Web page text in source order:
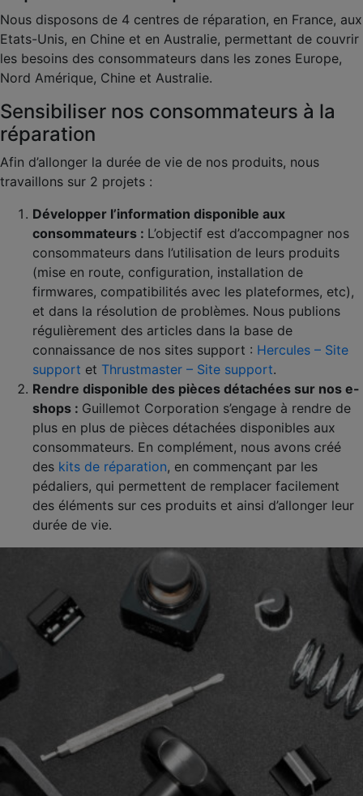
Nous disposons de 4 centres de réparation, en France, aux
Etats-Unis, en Chine et en Australie, permettant de couvrir
les besoins des consommateurs dans les zones Europe,
Nord Amérique, Chine et Australie.
Sensibiliser nos consommateurs à la
réparation
Afin d’allonger la durée de vie de nos produits, nous
travaillons sur 2 projets :
Développer l’information disponible aux
consommateurs : L’objectif est d’accompagner nos
consommateurs dans l’utilisation de leurs produits
(mise en route, configuration, installation de
firmwares, compatibilités avec les plateformes, etc),
et dans la résolution de problèmes. Nous publions
régulièrement des articles dans la base de
connaissance de nos sites support : Hercules – Site
support et Thrustmaster – Site support.
Rendre disponible des pièces détachées sur nos e-
shops : Guillemot Corporation s’engage à rendre de
plus en plus de pièces détachées disponibles aux
consommateurs. En complément, nous avons créé
des kits de réparation, en commençant par les
pédaliers, qui permettent de remplacer facilement
des éléments sur ces produits et ainsi d’allonger leur
durée de vie.